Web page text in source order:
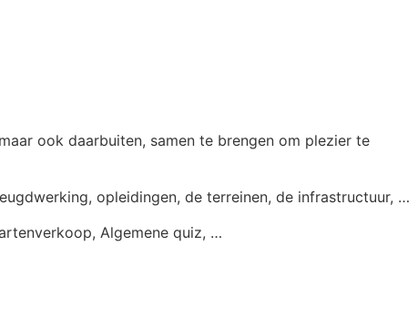
ook daarbuiten, samen te brengen om plezier te
opleidingen, de terreinen, de infrastructuur, …
Algemene quiz, …